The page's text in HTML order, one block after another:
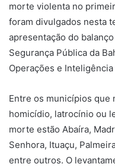
morte violenta no
foram divulgados nesta
apresentação do
Segurança Pública da
Operações e Inteligência
Entre os municípios que
homicídio, latrocínio ou
morte estão Abaíra,
Senhora, Ituaçu,
entre outros. O